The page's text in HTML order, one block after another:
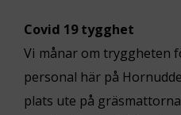
Covid 19 tygghet
Vi månar om tryggheten
personal här på
plats ute på